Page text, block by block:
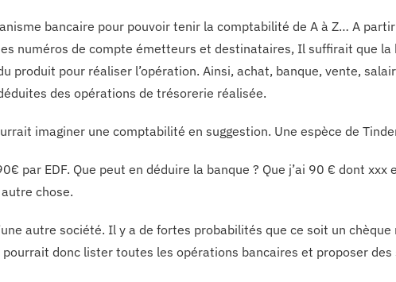
bancaire pour pouvoir tenir la comptabilité de A à Z… A
numéros de compte émetteurs et destinataires, Il suffirait que la
produit pour réaliser l’opération. Ainsi, achat, banque, vente,
des opérations de trésorerie réalisée.
imaginer une comptabilité en suggestion. Une espèce de
par EDF. Que peut en déduire la banque ? Que j’ai 90 € dont xxx
chose.
autre société. Il y a de fortes probabilités que ce soit un
pourrait donc lister toutes les opérations bancaires et proposer